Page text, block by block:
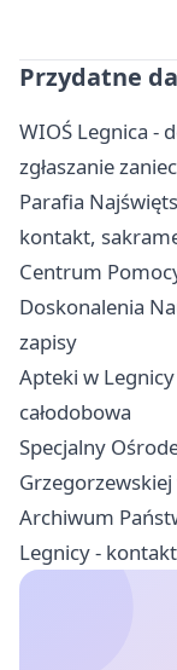
Przydatne
WIOŚ Legnica -
zgłaszanie
Parafia
kontakt,
Centrum
Doskonalenia
zapisy
Apteki w
całodobowa
Specjalny
Archiwum
Legnicy -